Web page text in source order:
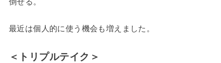
最近は個人的に使う機会も増えました。
＜トリプルテイク＞